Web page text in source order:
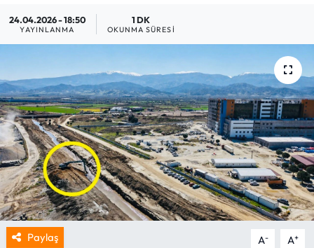
24.04.2026 - 18:50
YAYINLANMA
1 DK
OKUNMA SÜRESI
Paylaş A- A+